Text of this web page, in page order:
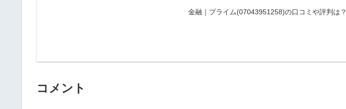
金融｜プライム(07043951258)の口コミや評判は？
コメント